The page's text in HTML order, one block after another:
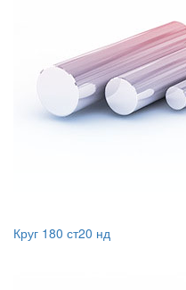
Круг 180 ст20 нд